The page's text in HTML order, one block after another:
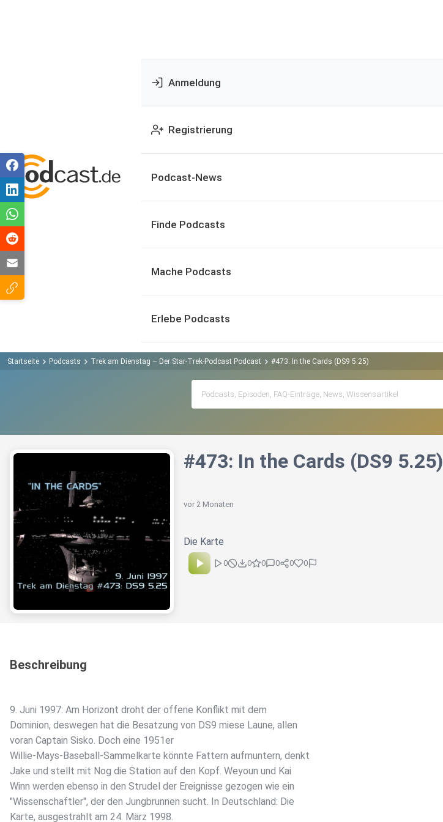
Anmeldung
Registrierung
Podcast-News
Finde Podcasts
Mache Podcasts
Erlebe Podcasts
Startseite Podcasts Trek am Dienstag – Der Star-Trek-Podcast Podcast #473: In the Cards (DS9 5.25)
#473: In the Cards (DS9 5.25)
vor 2 Monaten
Die Karte
0 0 0 0 0 0
Beschreibung
9. Juni 1997: Am Horizont droht der offene Konflikt mit dem
Dominion, deswegen hat die Besatzung von DS9 miese Laune, allen
voran Captain Sisko. Doch eine 1951er
Willie-Mays-Baseball-Sammelkarte könnte Fattern aufmuntern, denkt
Jake und stellt mit Nog die Station auf den Kopf. Weyoun und Kai
Winn werden ebenso in den Strudel der Ereignisse gezogen wie ein
"Wissenschaftler", der den Jungbrunnen sucht. In Deutschland: Die
Karte, ausgestrahlt am 24. März 1998.